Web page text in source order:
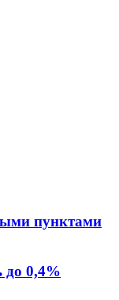
пунктами
до 0,4%